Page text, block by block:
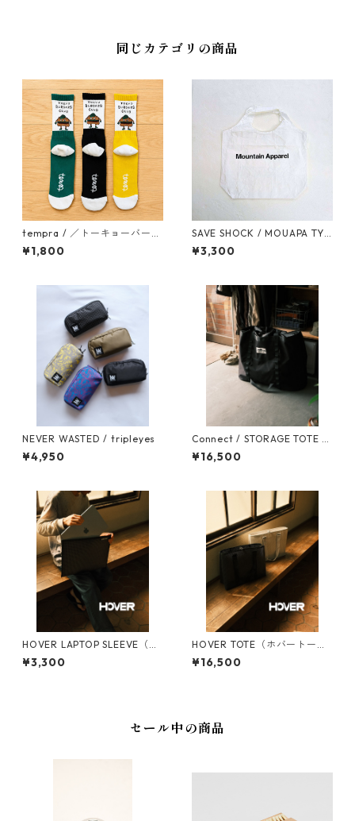
同じカテゴリの商品
tempra / ／トーキョーバーガ
ーズクラブ ソックス
¥1,800
SAVE SHOCK / MOUAPA TYV
EK TOTE
¥3,300
NEVER WASTED / tripleyes
¥4,950
Connect / STORAGE TOTE 1
00
¥16,500
HOVER LAPTOP SLEEVE（ホ
バーラップトップスリーブ）
¥3,300
HOVER TOTE（ホバートー
ト）
¥16,500
セール中の商品